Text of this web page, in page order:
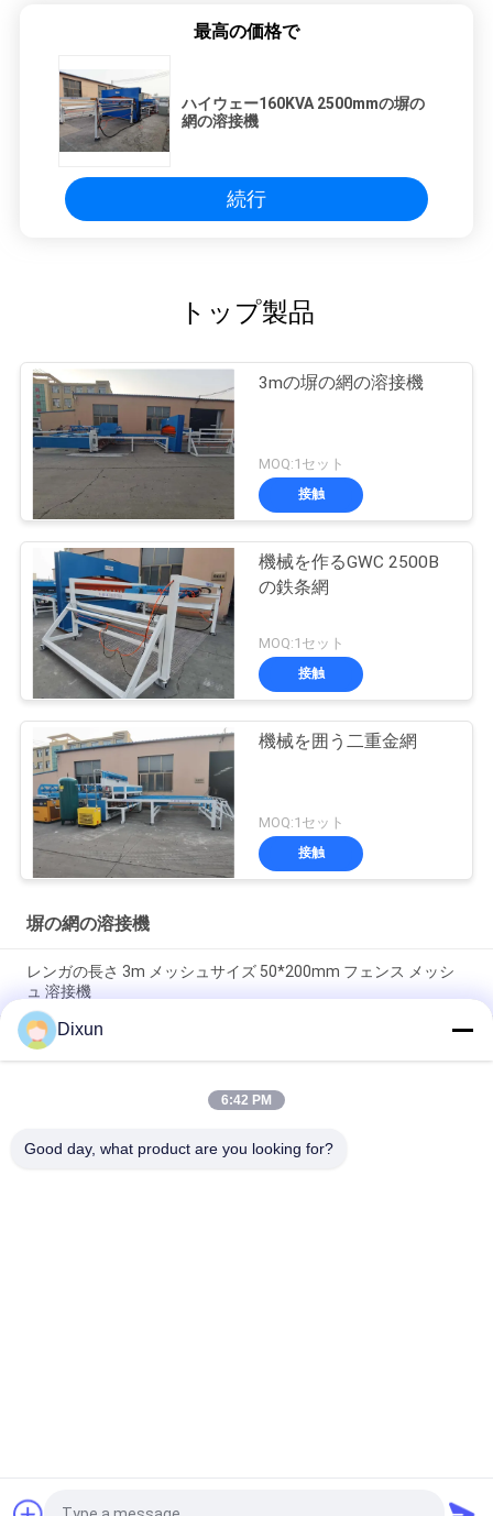
最高の価格で
ハイウェー160KVA 2500mmの塀の
網の溶接機
続行
トップ製品
3mの塀の網の溶接機
MOQ:1セット
接触
機械を作るGWC 2500B
の鉄条網
MOQ:1セット
接触
機械を囲う二重金網
MOQ:1セット
接触
塀の網の溶接機
レンガの長さ 3m メッシュサイズ 50*200mm フェンス メッシ
ュ 溶接機
メッシュサイズ 50*50mm 熱電線 3mm フェンス メッシュ 溶接
機械
オンライン曲げ能力60個/時間メッシュ サイズ50*200mmの柵
Dixun
6:42 PM
Good day, what product are you looking for?